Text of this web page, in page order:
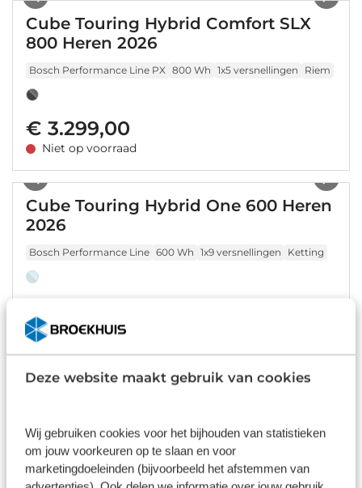
Deze website maakt gebruik van cookies
Wij gebruiken cookies voor het bijhouden van statistieken
om jouw voorkeuren op te slaan en voor
marketingdoeleinden (bijvoorbeeld het afstemmen van
Cube Touring Hybrid Comfort SLX
800 Heren 2026
Bosch Performance Line PX 800 Wh 1x5 versnellingen Riem
€ 3.299,00
Niet op voorraad
Cube Touring Hybrid One 600 Heren
2026
Bosch Performance Line 600 Wh 1x9 versnellingen Ketting
€ 2.599,00
Niet op voorraad
Cube Touring Hybrid Pro 625 Dames
Bosch Performance Line Smart 625 Wh 1x11 versnellingen
Ketting